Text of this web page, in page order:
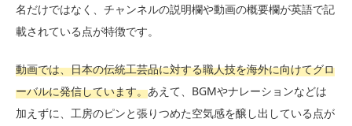
名だけではなく、チャンネルの説明欄や動画の概要欄が英語で記
載されている点が特徴です。
動画では、日本の伝統工芸品に対する職人技を海外に向けてグロ
ーバルに発信しています。あえて、BGMやナレーションなどは
加えずに、工房のピンと張りつめた空気感を醸し出している点が